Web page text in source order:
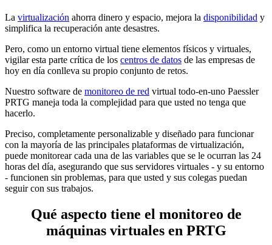
La virtualización ahorra dinero y espacio, mejora la disponibilidad y
simplifica la recuperación ante desastres.
Pero, como un entorno virtual tiene elementos físicos y virtuales,
vigilar esta parte crítica de los centros de datos de las empresas de
hoy en día conlleva su propio conjunto de retos.
Nuestro software de monitoreo de red virtual todo-en-uno Paessler
PRTG maneja toda la complejidad para que usted no tenga que
hacerlo.
Preciso, completamente personalizable y diseñado para funcionar
con la mayoría de las principales plataformas de virtualización,
puede monitorear cada una de las variables que se le ocurran las 24
horas del día, asegurando que sus servidores virtuales - y su entorno
- funcionen sin problemas, para que usted y sus colegas puedan
seguir con sus trabajos.
Qué aspecto tiene el monitoreo de
máquinas virtuales en PRTG